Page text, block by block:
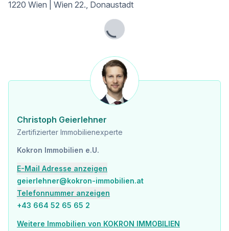
Post <1.000m
Bahnhof <1.500m
Autobahnanschluss <2.500m
1220 Wien | Wien 22., Donaustadt
Lade...
Christoph Geierlehner
Zertifizierter Immobilienexperte
Kokron Immobilien e.U.
E-Mail Adresse anzeigen
geierlehner@kokron-immobilien.at
Telefonnummer anzeigen
+43 664 52 65 65 2
Weitere Immobilien von KOKRON IMMOBILIEN